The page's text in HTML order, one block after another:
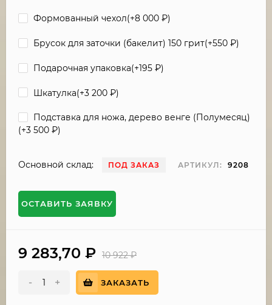
Формованный чехол(+8 000 ₽)
Брусок для заточки (бакелит) 150 грит(+550 ₽)
Подарочная упаковка(+195 ₽)
Шкатулка(+3 200 ₽)
Подставка для ножа, дерево венге (Полумесяц)
(+3 500 ₽)
Основной склад: ПОД ЗАКАЗ АРТИКУЛ: 9208
ОСТАВИТЬ ЗАЯВКУ
9 283,70 ₽ 10 922₽
- + ЗАКАЗАТЬ